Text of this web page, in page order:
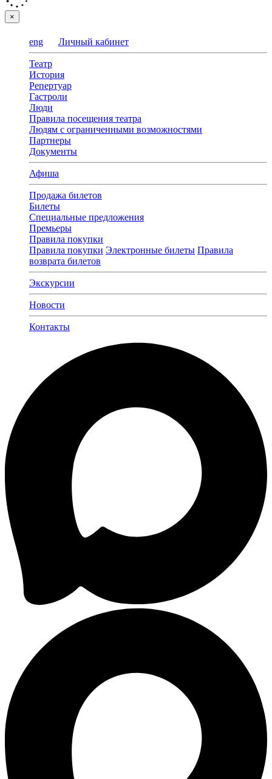
×
eng Личный кабинет
Театр
История
Репертуар
Гастроли
Люди
Правила посещения театра
Людям с ограниченными возможностями
Партнеры
Документы
Афиша
Продажа билетов
Билеты
Специальные предложения
Премьеры
Правила покупки
Правила покупки Электронные билеты Правила
возврата билетов
Экскурсии
Новости
Контакты